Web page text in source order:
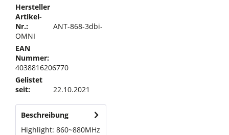
Hersteller
Artikel-
Nr.:
ANT-868-3dbi-
OMNI
EAN
Nummer:
4038816206770
Gelistet
seit:
22.10.2021
Beschreibung
Highlight: 860~880MHz